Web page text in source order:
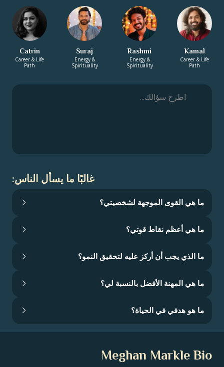
Kamal
Career & Life
Path
Rashmi
Energy &
Spirituality
Suraj
Energy &
Spirituality
Catrin
Career & Life
Path
غالبًا ما يسأل الناس:
ما هي القوى الموجهة لشخصيتي؟
ما هي أعظم نقاط قوتي؟
ما الذي يجب أن أركز عليه لتحقيق النمو؟
ما هي المهنة الأفضل بالنسبة لي؟
ما هو هدفي في الحياة؟
Meghan Markle Bio